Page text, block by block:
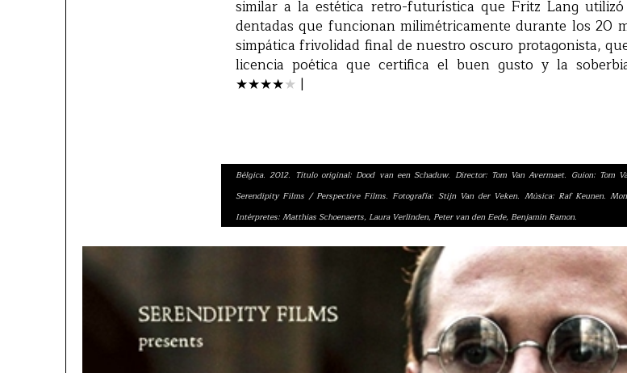
similar a la estética retro-futurística que Fritz Lang
dentadas que funcionan milimétricamente durante los 20
simpática frivolidad final de nuestro oscuro protagonista,
licencia poética que certifica el buen gusto y la
★★★★★ |
Bélgica. 2012. Título original: Dood van een Schaduw. Director: Tom Van Avermaet. Guion: Tom
Serendipity Films / Perspective Films. Fotografía: Stijn Van der Veken. Música: Raf Keunen.
Intérpretes: Matthias Schoenaerts, Laura Verlinden, Peter van den Eede, Benjamin Ramon.